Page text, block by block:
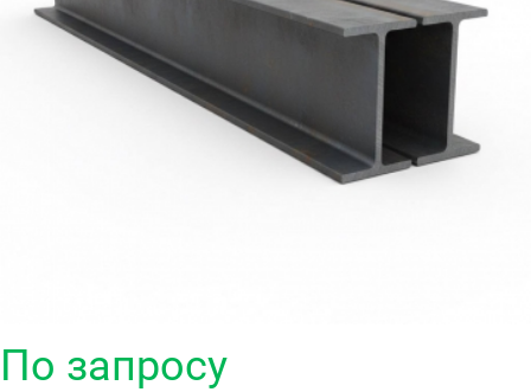
По запросу